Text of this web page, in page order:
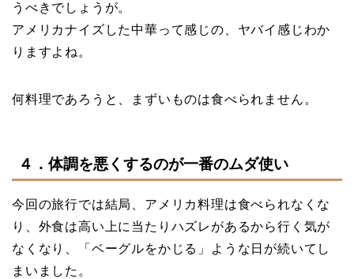
うべきでしょうが。
アメリカナイズした中華って感じの、ヤバイ感じわか
りますよね。
何料理であろうと、まずいものは食べられません。
４．体調を悪くするのが一番のムダ使い
今回の旅行では結局、アメリカ料理は食べられなくな
り、外食は高い上に当たりハズレがあるから行く気が
なくなり、「ベーグルをかじる」ような日が続いてし
まいました。